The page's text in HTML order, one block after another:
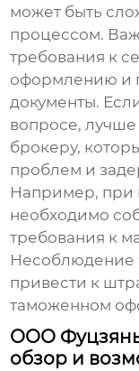
может быть
процессом.
требования к
оформлению и
документы.
вопросе,
брокеру,
проблем и
Например, при
необходимо
требования к
Несоблюдение
привести к
таможенном
ООО
обзор и